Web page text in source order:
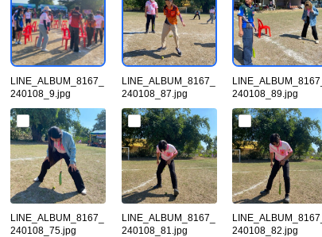
LINE_ALBUM_8167_
240108_9.jpg
LINE_ALBUM_8167_
240108_87.jpg
LINE_ALBUM_8167_
240108_89.jpg
LINE_ALBUM_8167_
240108_75.jpg
LINE_ALBUM_8167_
240108_81.jpg
LINE_ALBUM_8167_
240108_82.jpg